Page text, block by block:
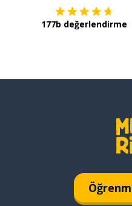
177b değerlendirme